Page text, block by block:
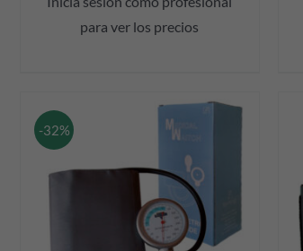
para ver los precios
-32%
DETALLES